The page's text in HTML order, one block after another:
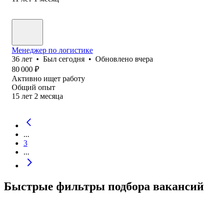
Менеджер по логистике
36 лет • Был сегодня • Обновлено вчера
80 000 ₽
Активно ищет работу
Общий опыт
15 лет 2 месяца
...
3
...
Быстрые фильтры подбора вакансий